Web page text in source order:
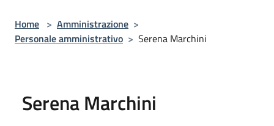
Home > Amministrazione >
Personale amministrativo > Serena Marchini
Serena Marchini